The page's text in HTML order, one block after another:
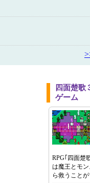
四面楚歌
ゲーム
RPG｢四面楚
は魔王とモ
ら救うこと